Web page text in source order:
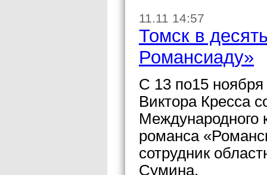
11.11 14:57
Томск в
Романсиаду»
С 13 по15 ноября
Виктора Кресса
Международного
романса
сотрудник
Сумина.